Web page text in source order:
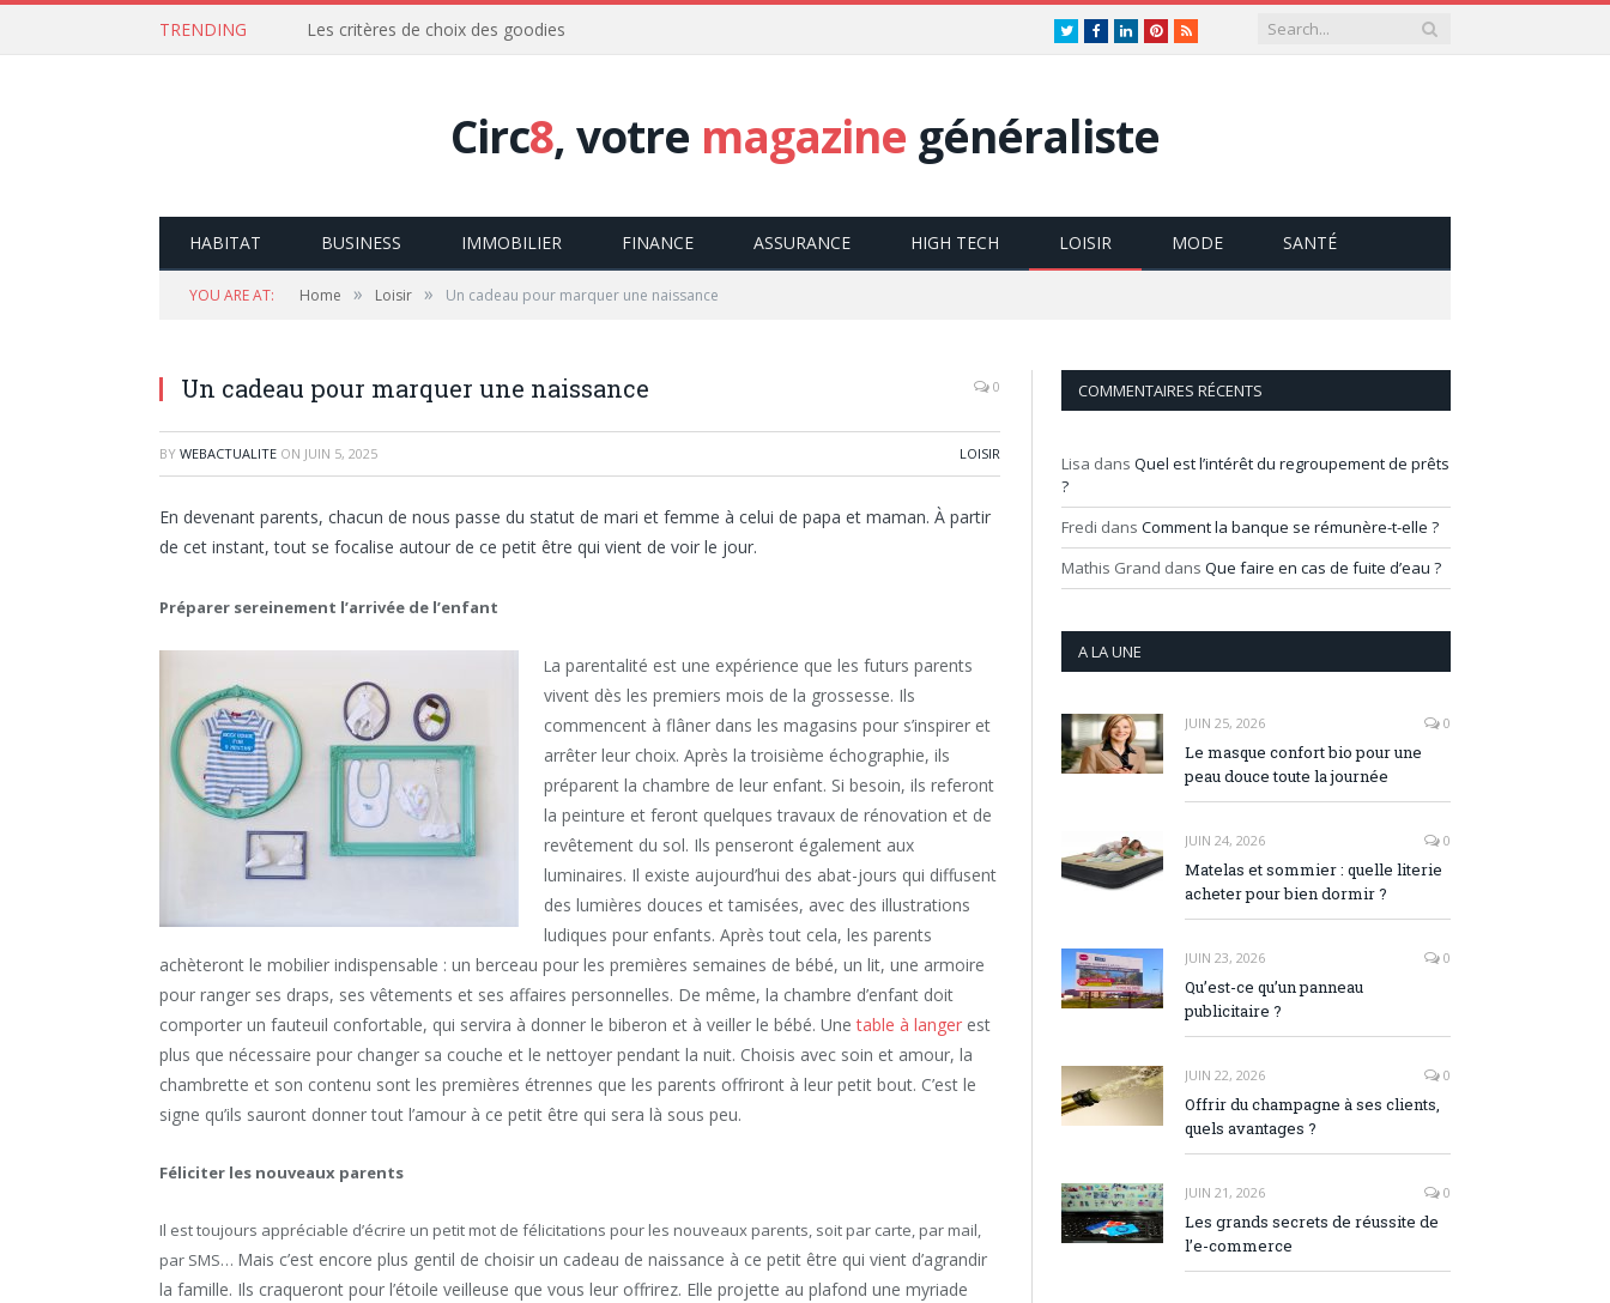
TRENDING Les critères de choix des goodies TwitterFacebookLinkedInPinterest
RSS
Circ8, votre magazine généraliste
HABITAT BUSINESS IMMOBILIER FINANCE ASSURANCE HIGH TECH LOISIR MODE SANTÉ
YOU ARE AT: Home » Loisir » Un cadeau pour marquer une naissance
Un cadeau pour marquer une naissance 0
BY WEBACTUALITE ON JUIN 5, 2025 LOISIR
En devenant parents, chacun de nous passe du statut de mari et femme à celui de papa et maman. À partir
de cet instant, tout se focalise autour de ce petit être qui vient de voir le jour.
Préparer sereinement l’arrivée de l’enfant
La parentalité est une expérience que les futurs parents
vivent dès les premiers mois de la grossesse. Ils
commencent à flâner dans les magasins pour s’inspirer et
arrêter leur choix. Après la troisième échographie, ils
préparent la chambre de leur enfant. Si besoin, ils referont
la peinture et feront quelques travaux de rénovation et de
revêtement du sol. Ils penseront également aux
luminaires. Il existe aujourd’hui des abat-jours qui diffusent
des lumières douces et tamisées, avec des illustrations
ludiques pour enfants. Après tout cela, les parents
achèteront le mobilier indispensable : un berceau pour les premières semaines de bébé, un lit, une armoire
pour ranger ses draps, ses vêtements et ses affaires personnelles. De même, la chambre d’enfant doit
comporter un fauteuil confortable, qui servira à donner le biberon et à veiller le bébé. Unetable à langer est
plus que nécessaire pour changer sa couche et le nettoyer pendant la nuit. Choisis avec soin et amour, la
chambrette et son contenu sont les premières étrennes que les parents offriront à leur petit bout. C’est le
signe qu’ils sauront donner tout l’amour à ce petit être qui sera là sous peu.
Féliciter les nouveaux parents
Il est toujours appréciable d’écrire un petit mot de félicitations pour les nouveaux parents, soit par carte, par mail,
par SMS… Mais c’est encore plus gentil de choisir un cadeau de naissance à ce petit être qui vient d’agrandir
la famille. Ils craqueront pour l’étoile veilleuse que vous leur offrirez. Elle projette au plafond une myriade
COMMENTAIRES RÉCENTS
Lisa dans Quel est l’intérêt du regroupement de prêts
?
Fredi dans Comment la banque se rémunère-t-elle ?
Mathis Grand dans Que faire en cas de fuite d’eau ?
A LA UNE
JUIN 25, 2026 0
Le masque confort bio pour une
peau douce toute la journée
JUIN 24, 2026 0
Matelas et sommier : quelle literie
acheter pour bien dormir ?
JUIN 23, 2026 0
Qu’est-ce qu’un panneau
publicitaire ?
JUIN 22, 2026 0
Offrir du champagne à ses clients,
quels avantages ?
JUIN 21, 2026 0
Les grands secrets de réussite de
l’e-commerce